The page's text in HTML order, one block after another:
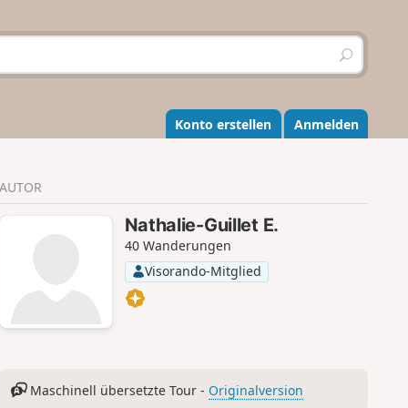
S
u
h
e
n
Konto erstellen Anmelden
AUTOR
Nathalie-Guillet E.
40 Wanderungen
Visorando-Mitglied
Maschinell übersetzte Tour - Originalversion